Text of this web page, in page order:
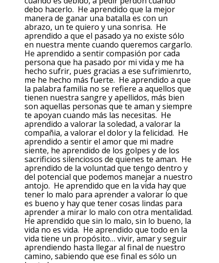
debo hacerlo. He aprendido que la mejor
manera de ganar una batalla es con un
abrazo, un te quiero y una sonrisa. He
aprendido a que el pasado ya no existe sólo
en nuestra mente cuando queremos cargarlo.
He aprendido a sentir compasión por cada
persona que ha pasado por mi vida y me ha
hecho sufrir, pues gracias a ese sufrimienrto,
me he hecho más fuerte. He aprendido a que
la palabra familia no se refiere a aquellos que
tienen nuestra sangre y apellidos, más bien
son aquellas personas que te aman y siempre
te apoyan cuando más las necesitas. He
aprendido a valorar la soledad, a valorar la
compañia, a valorar el dolor y la felicidad. He
aprendido a sentir el amor que mi madre
siente, he aprendido de los golpes y de los
sacrificios silenciosos de quienes te aman. He
aprendido de la voluntad que tengo dentro y
del potencial que podemos manejar a nuestro
antojo. He aprendido que en la vida hay que
tener lo malo para aprender a valorar lo que
es bueno y hay que tener cosas lindas para
aprender a mirar lo malo con otra mentalidad.
He aprendido que sin lo malo, sin lo bueno, la
vida no es vida. He aprendido que todo en la
vida tiene un propósito… vivir, amar y seguir
aprendiendo hasta llegar al final de nuestro
camino, sabiendo que ese final es sólo un